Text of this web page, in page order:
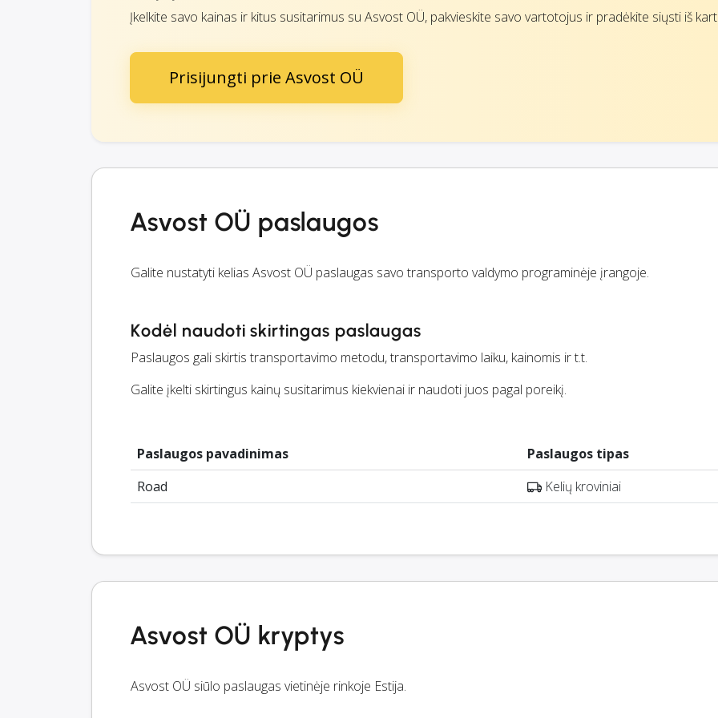
Įkelkite savo kainas ir kitus susitarimus su Asvost OÜ, pakvieskite savo vartotojus ir pradėkite siųsti iš
Prisijungti prie Asvost OÜ
Asvost OÜ paslaugos
Galite nustatyti kelias Asvost OÜ paslaugas savo transporto valdymo programinėje įrangoje.
Kodėl naudoti skirtingas paslaugas
Paslaugos gali skirtis transportavimo metodu, transportavimo laiku, kainomis ir t.t.
Galite įkelti skirtingus kainų susitarimus kiekvienai ir naudoti juos pagal poreikį.
Paslaugos pavadinimas
Paslaugos tipas
Road
Kelių kroviniai
Asvost OÜ kryptys
Asvost OÜ siūlo paslaugas vietinėje rinkoje Estija.